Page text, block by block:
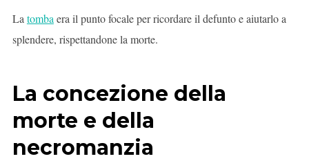
La tomba era il punto focale per ricordare il defunto e aiutarlo a
splendere, rispettandone la morte.
La concezione della
morte e della
necromanzia